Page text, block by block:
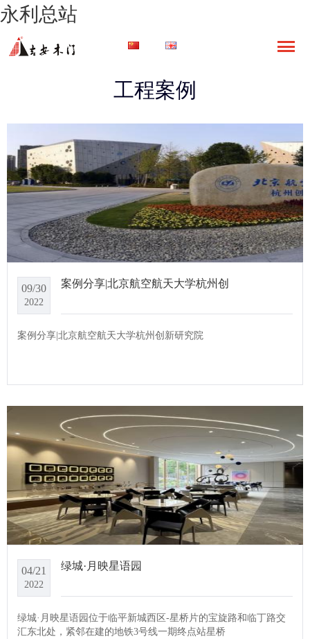
永利总站
工程案例
09/30
2022
案例分享|北京航空航天大学杭州创
案例分享|北京航空航天大学杭州创新研究院
04/21
2022
绿城·月映星语园
绿城·月映星语园位于临平新城西区-星桥片的宝旋路和临丁路交
汇东北处，紧邻在建的地铁3号线一期终点站星桥